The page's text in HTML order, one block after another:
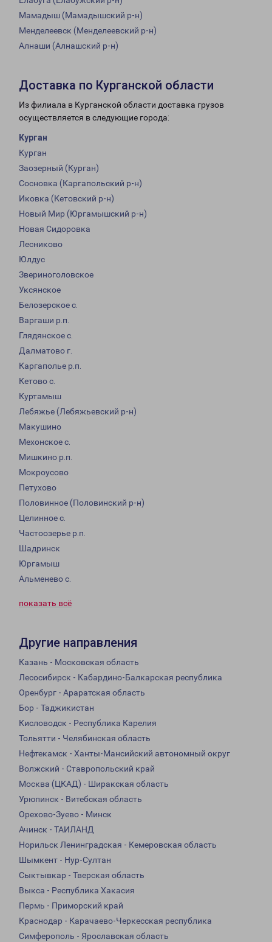
Мамадыш (Мамадышский р-н)
Менделеевск (Менделеевский р-н)
Алнаши (Алнашский р-н)
Доставка по Курганской области
Из филиала в Курганской области доставка грузов
осуществляется в следующие города:
Курган
Курган
Заозерный (Курган)
Сосновка (Каргапольский р-н)
Иковка (Кетовский р-н)
Новый Мир (Юргамышский р-н)
Новая Сидоровка
Лесниково
Юлдус
Звериноголовское
Уксянское
Белозерское с.
Варгаши р.п.
Глядянское с.
Далматово г.
Каргаполье р.п.
Кетово с.
Куртамыш
Лебяжье (Лебяжьевский р-н)
Макушино
Мехонское с.
Мишкино р.п.
Мокроусово
Петухово
Половинное (Половинский р-н)
Целинное с.
Частоозерье р.п.
Шадринск
Юргамыш
Альменево с.
показать всё
Другие направления
Казань - Московская область
Лесосибирск - Кабардино-Балкарская республика
Оренбург - Араратская область
Бор - Таджикистан
Кисловодск - Республика Карелия
Тольятти - Челябинская область
Нефтекамск - Ханты-Мансийский автономный округ
Волжский - Ставропольский край
Москва (ЦКАД) - Ширакская область
Урюпинск - Витебская область
Орехово-Зуево - Минск
Ачинск - ТАИЛАНД
Норильск Ленинградская - Кемеровская область
Шымкент - Нур-Султан
Сыктывкар - Тверская область
Выкса - Республика Хакасия
Пермь - Приморский край
Краснодар - Карачаево-Черкесская республика
Симферополь - Ярославская область